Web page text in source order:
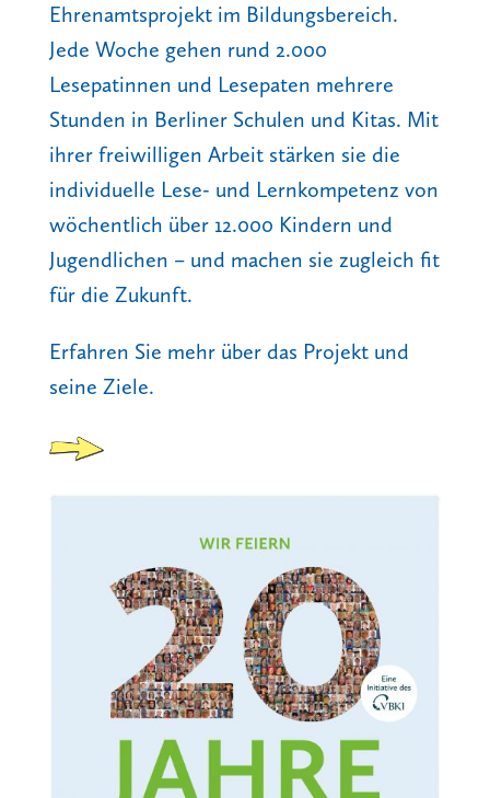
Ehrenamtsprojekt im Bildungsbereich.
Jede Woche gehen rund 2.000
Lesepatinnen und Lesepaten mehrere
Stunden in Berliner Schulen und Kitas. Mit
ihrer freiwilligen Arbeit stärken sie die
individuelle Lese- und Lernkompetenz von
wöchentlich über 12.000 Kindern und
Jugendlichen – und machen sie zugleich fit
für die Zukunft.
Erfahren Sie mehr über das Projekt und
seine Ziele.